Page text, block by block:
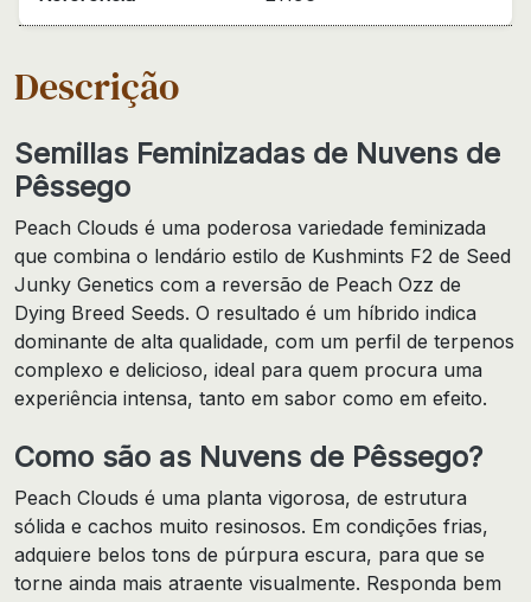
Descrição
Semillas Feminizadas de Nuvens de
Pêssego
Peach Clouds é uma poderosa variedade feminizada
que combina o lendário estilo de Kushmints F2 de Seed
Junky Genetics com a reversão de Peach Ozz de
Dying Breed Seeds. O resultado é um híbrido indica
dominante de alta qualidade, com um perfil de terpenos
complexo e delicioso, ideal para quem procura uma
experiência intensa, tanto em sabor como em efeito.
Como são as Nuvens de Pêssego?
Peach Clouds é uma planta vigorosa, de estrutura
sólida e cachos muito resinosos. Em condições frias,
adquiere belos tons de púrpura escura, para que se
torne ainda mais atraente visualmente. Responda bem